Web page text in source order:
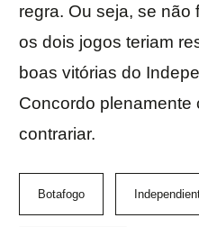
regra. Ou seja, se não
os dois jogos teriam
boas vitórias do
Concordo plenamente
contrariar.
Botafogo